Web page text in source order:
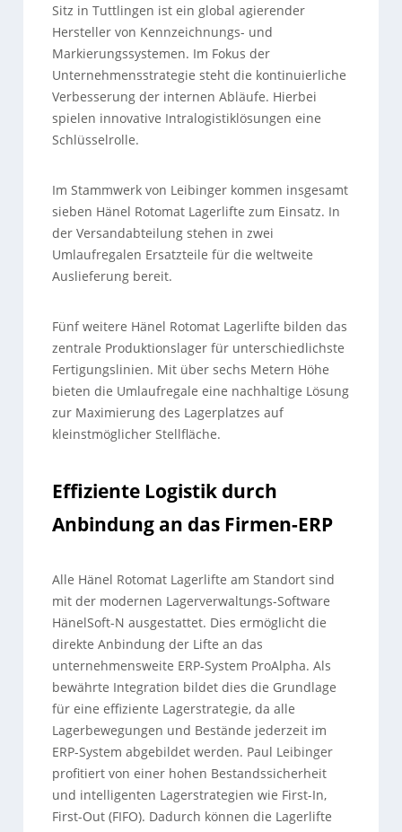
Sitz in Tuttlingen ist ein global agierender
Hersteller von Kennzeichnungs- und
Markierungssystemen. Im Fokus der
Unternehmensstrategie steht die kontinuierliche
Verbesserung der internen Abläufe. Hierbei
spielen innovative Intralogistiklösungen eine
Schlüsselrolle.
Im Stammwerk von Leibinger kommen insgesamt
sieben Hänel Rotomat Lagerlifte zum Einsatz. In
der Versandabteilung stehen in zwei
Umlaufregalen Ersatzteile für die weltweite
Auslieferung bereit.
Fünf weitere Hänel Rotomat Lagerlifte bilden das
zentrale Produktionslager für unterschiedlichste
Fertigungslinien. Mit über sechs Metern Höhe
bieten die Umlaufregale eine nachhaltige Lösung
zur Maximierung des Lagerplatzes auf
kleinstmöglicher Stellfläche.
Effiziente Logistik durch
Anbindung an das Firmen-ERP
Alle Hänel Rotomat Lagerlifte am Standort sind
mit der modernen Lagerverwaltungs-Software
HänelSoft-N ausgestattet. Dies ermöglicht die
direkte Anbindung der Lifte an das
unternehmensweite ERP-System ProAlpha. Als
bewährte Integration bildet dies die Grundlage
für eine effiziente Lagerstrategie, da alle
Lagerbewegungen und Bestände jederzeit im
ERP-System abgebildet werden. Paul Leibinger
profitiert von einer hohen Bestandssicherheit
und intelligenten Lagerstrategien wie First-In,
First-Out (FIFO). Dadurch können die Lagerlifte